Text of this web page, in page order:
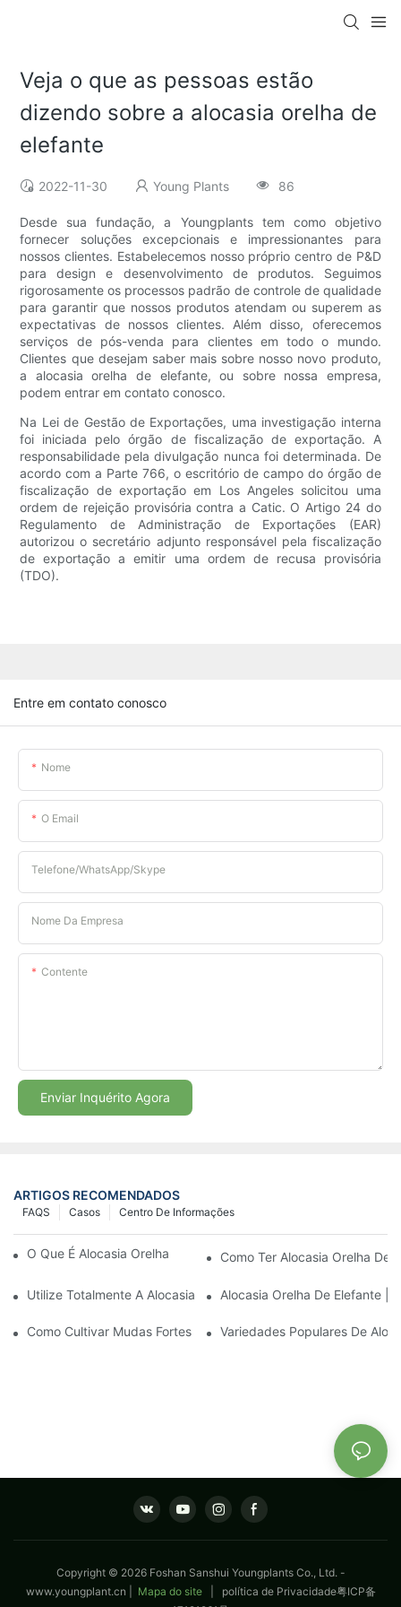
Veja o que as pessoas estão
dizendo sobre a alocasia orelha de
elefante
2022-11-30 Young Plants 86
Desde sua fundação, a Youngplants tem como objetivo
fornecer soluções excepcionais e impressionantes para
nossos clientes. Estabelecemos nosso próprio centro de P&D
para design e desenvolvimento de produtos. Seguimos
rigorosamente os processos padrão de controle de qualidade
para garantir que nossos produtos atendam ou superem as
expectativas de nossos clientes. Além disso, oferecemos
serviços de pós-venda para clientes em todo o mundo.
Clientes que desejam saber mais sobre nosso novo produto,
a alocasia orelha de elefante, ou sobre nossa empresa,
podem entrar em contato conosco.
Na Lei de Gestão de Exportações, uma investigação interna
foi iniciada pelo órgão de fiscalização de exportação. A
responsabilidade pela divulgação nunca foi determinada. De
acordo com a Parte 766, o escritório de campo do órgão de
fiscalização de exportação em Los Angeles solicitou uma
ordem de rejeição provisória contra a Catic. O Artigo 24 do
Regulamento de Administração de Exportações (EAR)
autorizou o secretário adjunto responsável pela fiscalização
de exportação a emitir uma ordem de recusa provisória
(TDO).
Entre em contato conosco
Nome
O Email
Telefone/WhatsApp/Skype
Nome Da Empresa
Contente
Enviar Inquérito Agora
ARTIGOS RECOMENDADOS
Centro De Informações
Casos
FAQS
O Que É Alocasia Orelha De Elefante | Youngplants
Como Ter Alocasia Orelha De
Utilize Totalmente A Alocasia Orelha De Elefante Para
Alocasia Orelha De Elefante |
Como Cultivar Mudas Fortes De Aglaonema Com Sucesso
Variedades Populares De
Copyright © 2026 Foshan Sanshui Youngplants Co., Ltd. -
www.youngplant.cn
Mapa do site política de Privacidade粤ICP备